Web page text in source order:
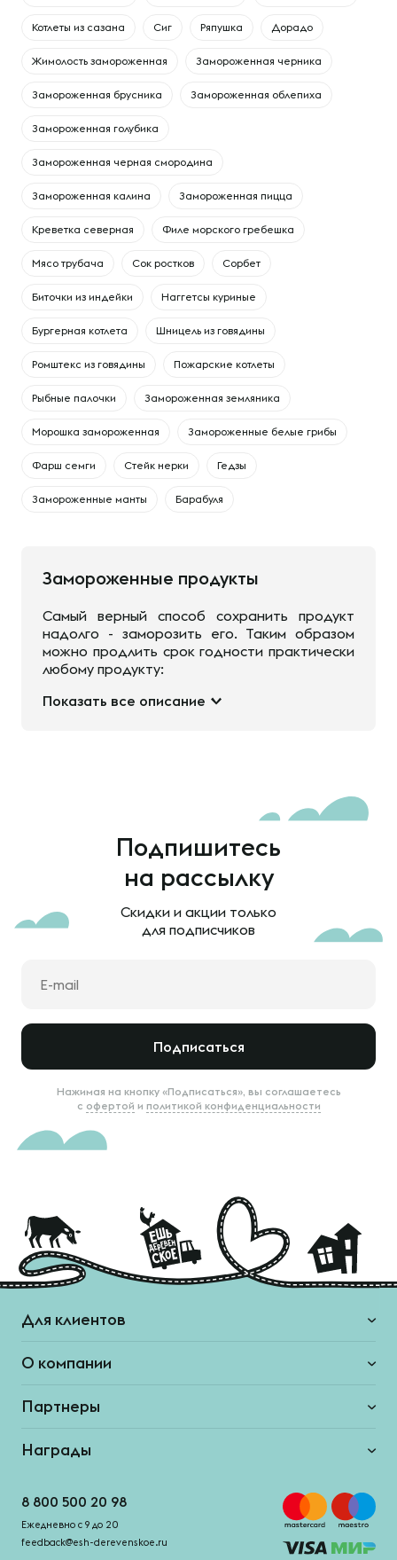
Котлеты из сазана Сиг Ряпушка Дорадо
Жимолость замороженная Замороженная черника
Замороженная брусника Замороженная облепиха
Замороженная голубика
Замороженная черная смородина
Замороженная калина Замороженная пицца
Креветка северная Филе морского гребешка
Мясо трубача Сок ростков Сорбет
Биточки из индейки Наггетсы куриные
Бургерная котлета Шницель из говядины
Ромштекс из говядины Пожарские котлеты
Рыбные палочки Замороженная земляника
Морошка замороженная Замороженные белые грибы
Фарш семги Стейк нерки Гедзы
Замороженные манты Барабуля
Замороженные продукты
Самый верный способ сохранить продукт
надолго - заморозить его. Таким образом
можно продлить срок годности практически
любому продукту:
Показать все описание
Подпишитесь
на рассылку
Скидки и акции только
для подписчиков
Подписаться
Нажимая на кнопку «Подписаться», вы соглашаетесь
с офертой и политикой конфиденциальности
Для клиентов
О компании
Партнеры
Награды
8 800 500 20 98
Ежедневно с 9 до 20
feedback@esh-derevenskoe.ru